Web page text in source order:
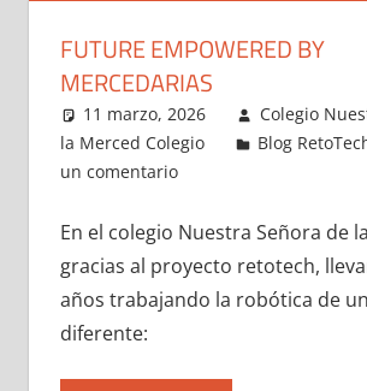
FUTURE EMPOWERED BY
MERCEDARIAS
11 marzo, 2026
Colegio
la Merced Colegio
Blog
un comentario
En el colegio Nuestra Señora de
gracias al proyecto retotech,
años trabajando la robótica de
diferente: